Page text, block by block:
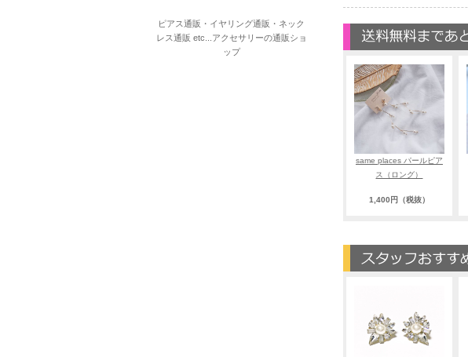
same places パールピア
ス（ロング）
1,400円（税抜）
ピアス通販・イヤリング通販・ネック
レス通販 etc...アクセサリーの通販ショ
ップ